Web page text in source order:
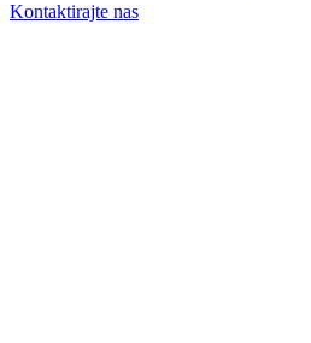
Kontaktirajte nas